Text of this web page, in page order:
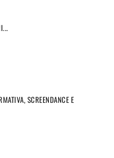
SCREENDANCE E